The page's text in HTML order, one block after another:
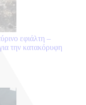
εφιάλτη –
την κατακόρυφη